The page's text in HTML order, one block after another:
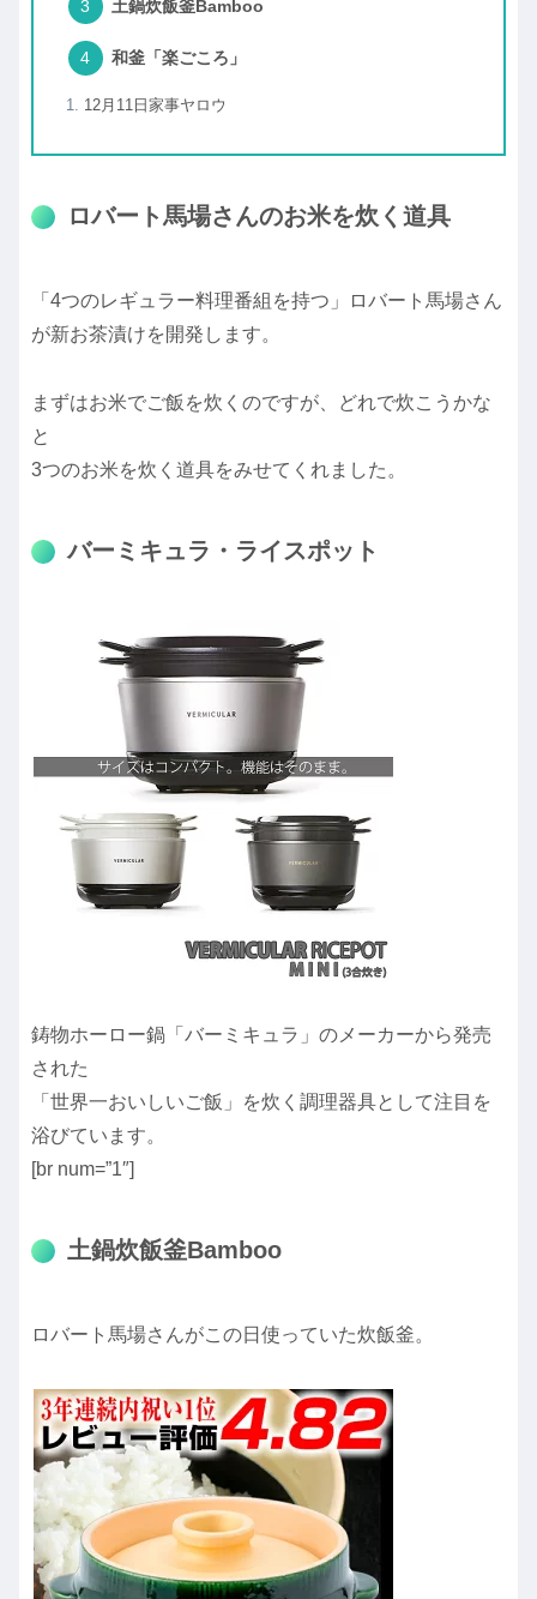
土鍋炊飯釜Bamboo
和釜「楽ごころ」
12月11日家事ヤロウ
ロバート馬場さんのお米を炊く道具
「4つのレギュラー料理番組を持つ」ロバート馬場さん
が新お茶漬けを開発します。
まずはお米でご飯を炊くのですが、どれで炊こうかな
と
3つのお米を炊く道具をみせてくれました。
バーミキュラ・ライスポット
鋳物ホーロー鍋「バーミキュラ」のメーカーから発売
された
「世界一おいしいご飯」を炊く調理器具として注目を
浴びています。
[br num=”1″]
土鍋炊飯釜Bamboo
ロバート馬場さんがこの日使っていた炊飯釜。